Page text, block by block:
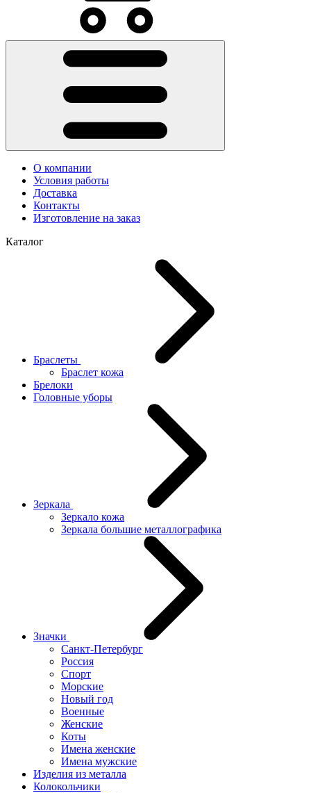
О компании
Условия работы
Доставка
Контакты
Изготовление на заказ
Каталог
Браслеты
Браслет кожа
Брелоки
Головные уборы
Зеркала
Зеркало кожа
Зеркала большие металлографика
Значки
Санкт-Петербург
Россия
Спорт
Морские
Новый год
Военные
Женские
Коты
Имена женские
Имена мужские
Изделия из металла
Колокольчики